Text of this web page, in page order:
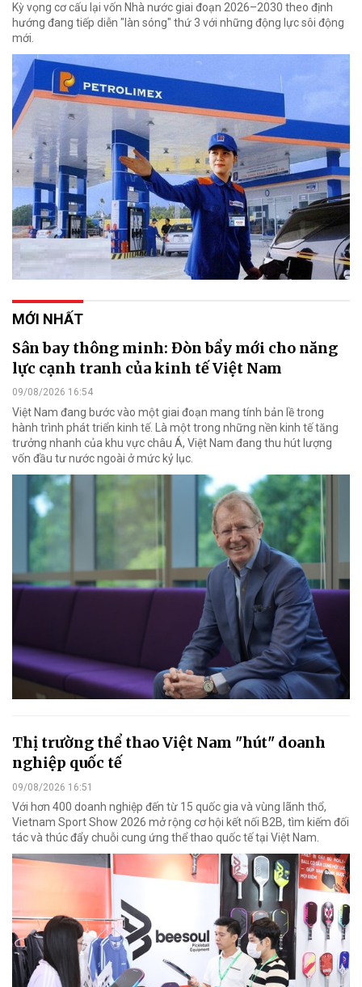
Kỳ vọng cơ cấu lại vốn Nhà nước giai đoạn 2026–2030 theo định
hướng đang tiếp diễn "làn sóng" thứ 3 với những động lực sôi động
mới.
MỚI NHẤT
Sân bay thông minh: Đòn bẩy mới cho năng
lực cạnh tranh của kinh tế Việt Nam
09/08/2026 16:54
Việt Nam đang bước vào một giai đoạn mang tính bản lề trong
hành trình phát triển kinh tế. Là một trong những nền kinh tế tăng
trưởng nhanh của khu vực châu Á, Việt Nam đang thu hút lượng
vốn đầu tư nước ngoài ở mức kỷ lục.
Thị trường thể thao Việt Nam "hút" doanh
nghiệp quốc tế
09/08/2026 16:51
Với hơn 400 doanh nghiệp đến từ 15 quốc gia và vùng lãnh thổ,
Vietnam Sport Show 2026 mở rộng cơ hội kết nối B2B, tìm kiếm đối
tác và thúc đẩy chuỗi cung ứng thể thao quốc tế tại Việt Nam.